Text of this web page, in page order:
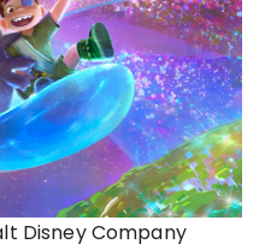
Disney Company